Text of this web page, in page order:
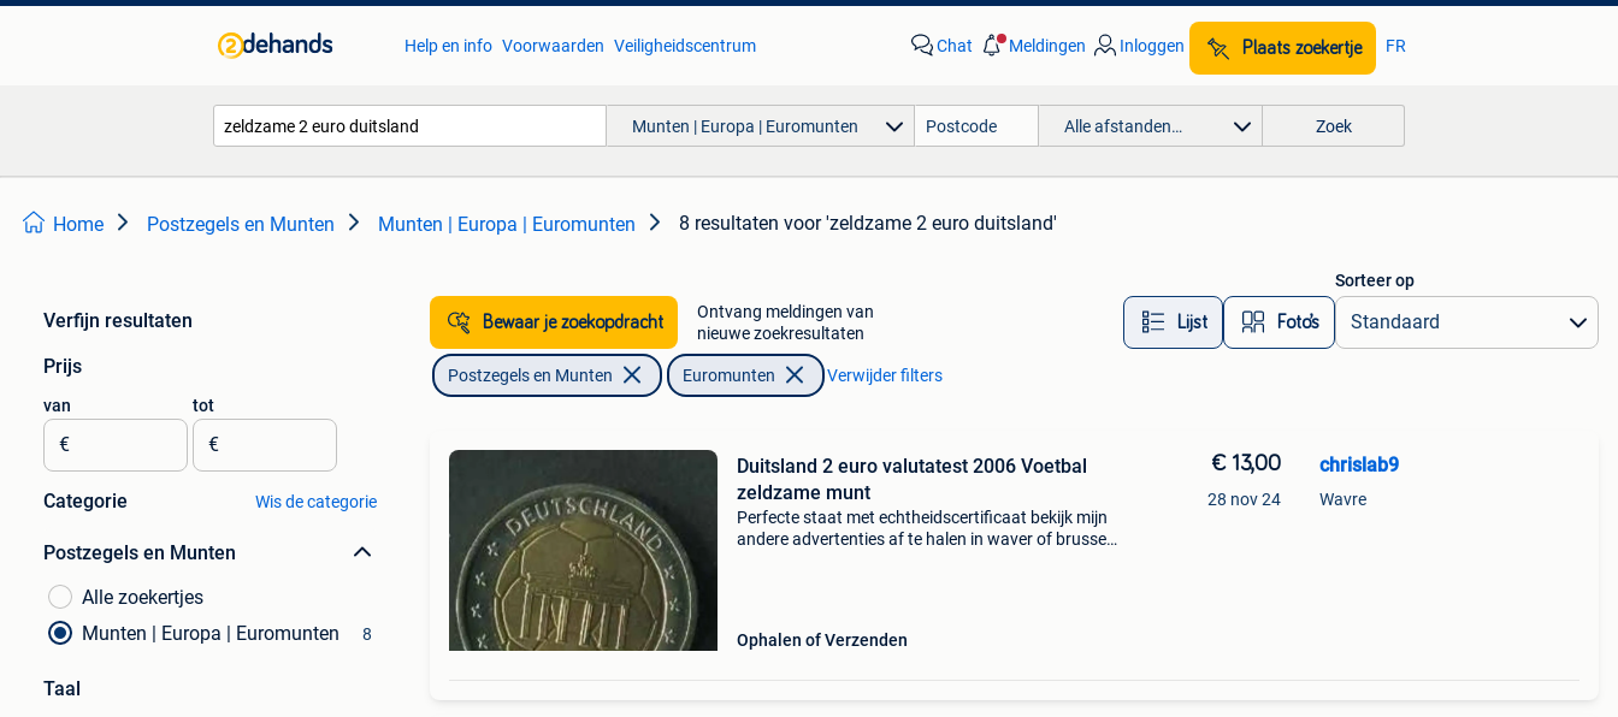
Help en info Voorwaarden Veiligheidscentrum Chat Meldingen Inloggen Plaats zoekertje FR
Munten | Europa | Euromunten Alle afstanden… Zoek
Home Postzegels en Munten Munten | Europa | Euromunten 8 resultaten voor 'zeldzame 2 euro duitsland'
Verfijn resultaten
Prijs
van
€
tot
€
Categorie Wis de categorie
Postzegels en Munten
Alle zoekertjes
Munten | Europa | Euromunten
8
Taal
Bewaar je zoekopdracht
Ontvang meldingen van
nieuwe zoekresultaten
Lijst Foto’s
Sorteer op
Postzegels en Munten Euromunten Verwijder filters
Duitsland 2 euro valutatest 2006 Voetbal
zeldzame munt
Perfecte staat met echtheidscertificaat bekijk mijn
andere advertenties af te halen in waver of brussel
Ophalen of Verzenden
€ 13,00
28 nov 24
chrislab9
Wavre